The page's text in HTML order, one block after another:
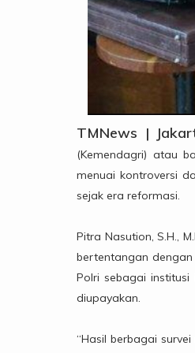
TMNews |
(Kemendagri) atau
menuai kontroversi
sejak era reformasi.
Pitra Nasution, S.H.,
bertentangan
Polri sebagai
diupayakan.
“Hasil berbagai